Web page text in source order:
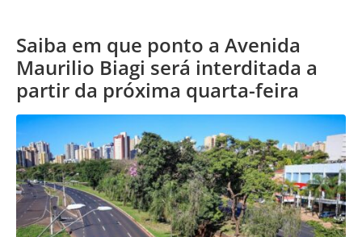
Saiba em que ponto a Avenida
Maurilio Biagi será interditada a
partir da próxima quarta-feira